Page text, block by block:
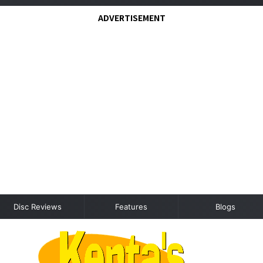
ADVERTISEMENT
Disc Reviews Features Blogs